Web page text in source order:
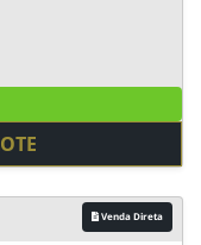
Venda Direta